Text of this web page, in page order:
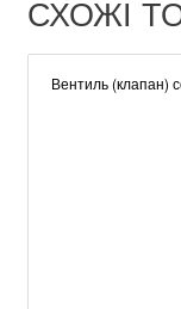
СХОЖІ
Вентиль (клапан)